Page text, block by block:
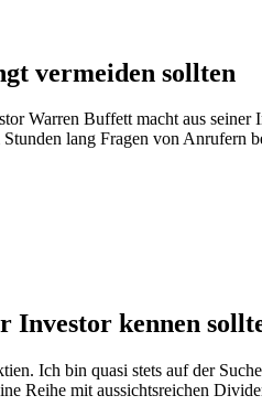
vermeiden sollten
Warren Buffett macht aus
lang Fragen von
Investor kennen
Ich bin quasi stets auf der
Reihe mit aussichtsreichen